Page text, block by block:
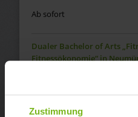
Zustimmung
Ab sofort
Dualer Bachelor of Arts
Fitnessökonomie“ in
Dualer Bachelor of Arts